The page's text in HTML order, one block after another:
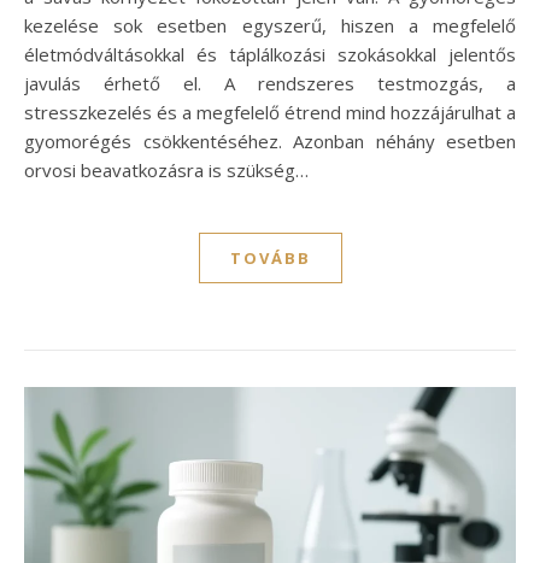
kezelése sok esetben egyszerű, hiszen a megfelelő
életmódváltásokkal és táplálkozási szokásokkal jelentős
javulás érhető el. A rendszeres testmozgás, a
stresszkezelés és a megfelelő étrend mind hozzájárulhat a
gyomorégés csökkentéséhez. Azonban néhány esetben
orvosi beavatkozásra is szükség…
TOVÁBB